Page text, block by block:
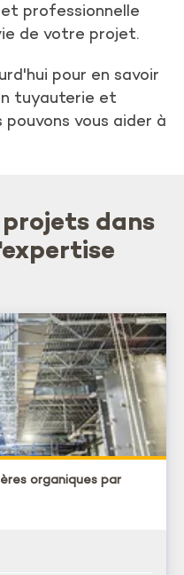
professionnelle
de votre projet.
pour en savoir
tuyauterie et
vous aider à
dans
organiques par